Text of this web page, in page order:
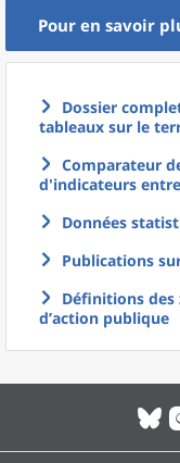
Pour en savoir
Dossier
tableaux sur le
Comparateur
d'indicateurs
Données
Publications
Définitions des
d’action publique